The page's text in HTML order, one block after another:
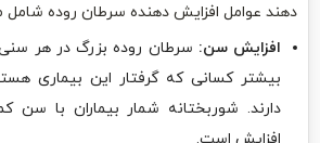
دهند عوامل افزایش دهنده سرطان روده شامل
افزایش سن: سرطان روده بزرگ در هر